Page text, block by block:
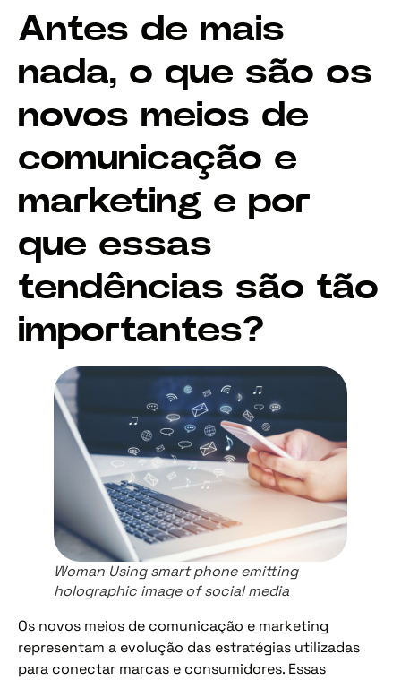
Antes de mais
nada, o que são os
novos meios de
comunicação e
marketing e por
que essas
tendências são tão
importantes?
Woman Using smart phone emitting
holographic image of social media
Os novos meios de comunicação e marketing
representam a evolução das estratégias utilizadas
para conectar marcas e consumidores. Essas